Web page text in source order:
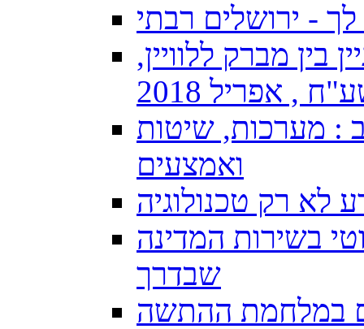
- ירושלים רבתי
מברק ללוויין,
, אפריל 2018
: מערכות, שיטות
ואמצעים
לא רק טכנולוגיה
בשירות המדינה
שבדרך
במלחמת ההתשה